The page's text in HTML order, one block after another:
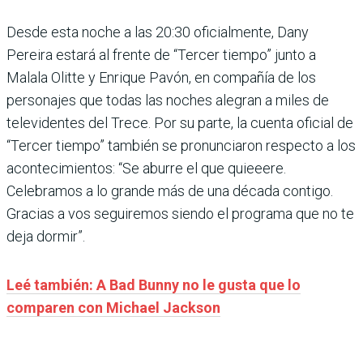
Desde esta noche a las 20:30 oficialmente, Dany
Pereira estará al frente de “Tercer tiempo” junto a
Malala Olitte y Enrique Pavón, en compañía de los
personajes que todas las noches alegran a miles de
televidentes del Trece. Por su parte, la cuenta oficial de
“Tercer tiempo” también se pronunciaron respecto a los
acontecimientos: “Se aburre el que quieeere.
Celebramos a lo grande más de una década contigo.
Gracias a vos seguiremos siendo el programa que no te
deja dormir”.
Leé también: A Bad Bunny no le gusta que lo
comparen con Michael Jackson